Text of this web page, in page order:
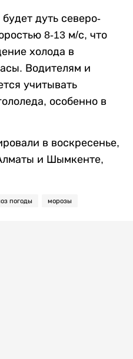
дуть северо-
8-13 м/с, что
холода в
Водителям и
учитывать
особенно в
в воскресенье,
и Шымкенте,
погоды морозы